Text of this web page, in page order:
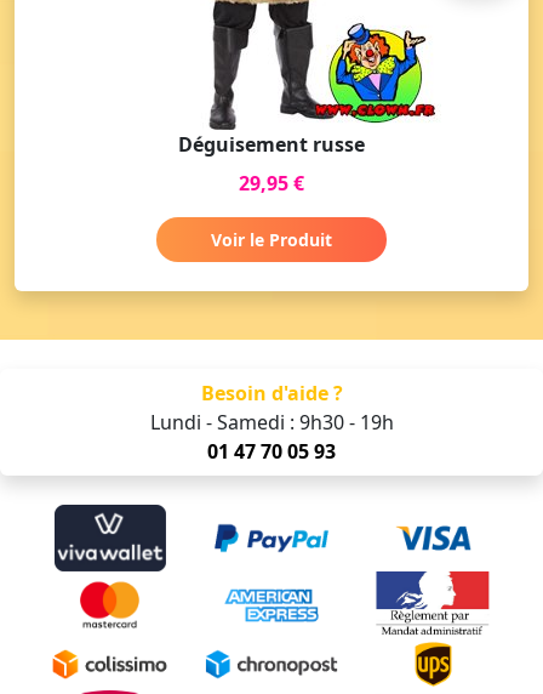
Déguisement russe
29,95 €
Voir le Produit
Besoin d'aide ?
Lundi - Samedi : 9h30 - 19h
01 47 70 05 93